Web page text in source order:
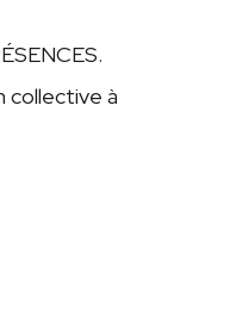
collective à